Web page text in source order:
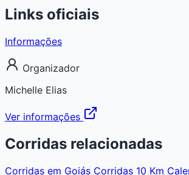
Links oficiais
Informações
Organizador
Michelle Elias
Ver informações
Corridas relacionadas
Corridas em Goiás Corridas 10 Km